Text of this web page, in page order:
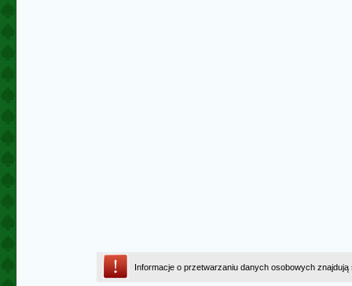
Informacje o przetwarzaniu danych osobowych